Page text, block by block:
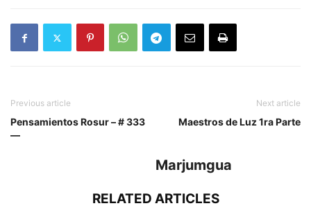
Previous article
Pensamientos Rosur – # 333
—
Next article
Maestros de Luz 1ra Parte
Marjumgua
RELATED ARTICLES